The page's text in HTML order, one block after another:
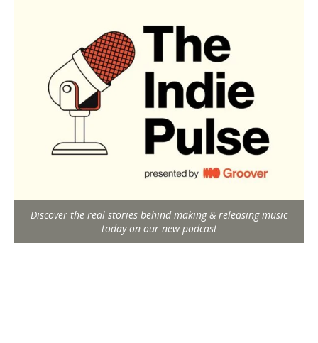
Discover the real stories behind making & releasing music
today on our new podcast